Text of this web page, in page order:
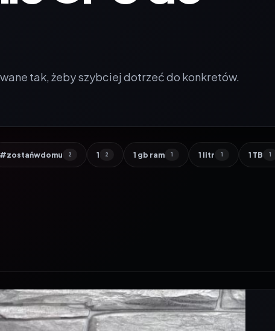
tak, żeby szybciej dotrzeć do konkretów.
#zostańwdomu 2 1 2 1 gb ram 1 1 litr 1 1 TB 1